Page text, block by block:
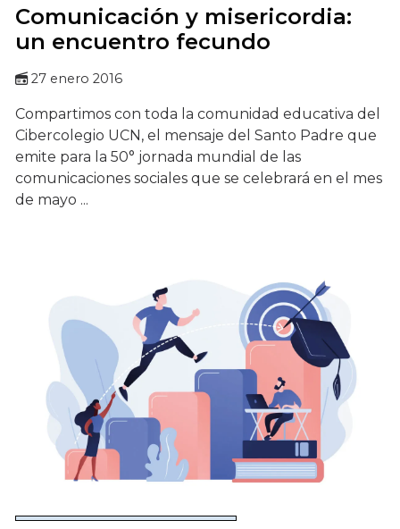
Comunicación y misericordia:
un encuentro fecundo
27 enero 2016
Compartimos con toda la comunidad educativa del
Cibercolegio UCN, el mensaje del Santo Padre que
emite para la 50° jornada mundial de las
comunicaciones sociales que se celebrará en el mes
de mayo ...